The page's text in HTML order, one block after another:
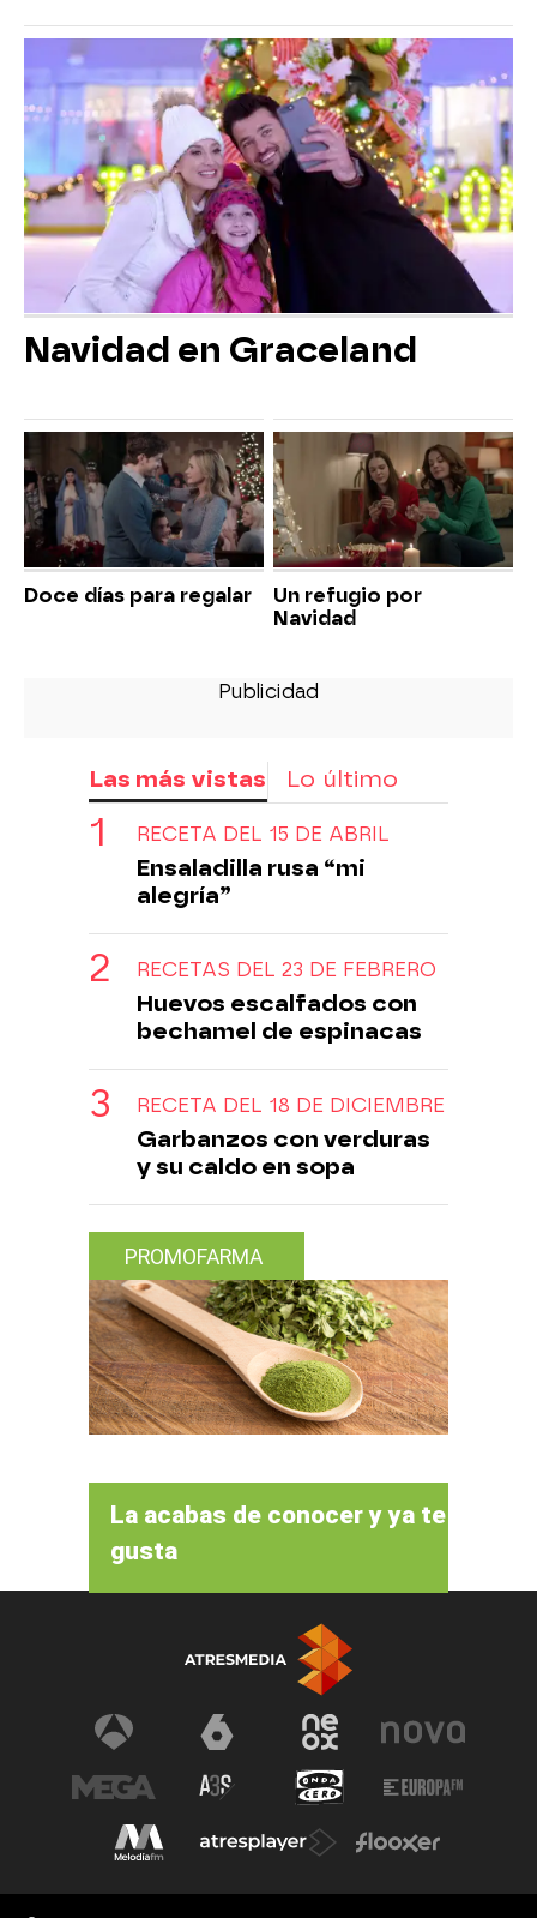
Navidad en Graceland
Doce días para regalar
Un refugio por
Navidad
Las más vistas Lo último
RECETA DEL 15 DE ABRIL
Ensaladilla rusa “mi
alegría”
RECETAS DEL 23 DE FEBRERO
Huevos escalfados con
bechamel de espinacas
RECETA DEL 18 DE DICIEMBRE
Garbanzos con verduras
y su caldo en sopa
PROMOFARMA
La acabas de conocer y ya te
gusta